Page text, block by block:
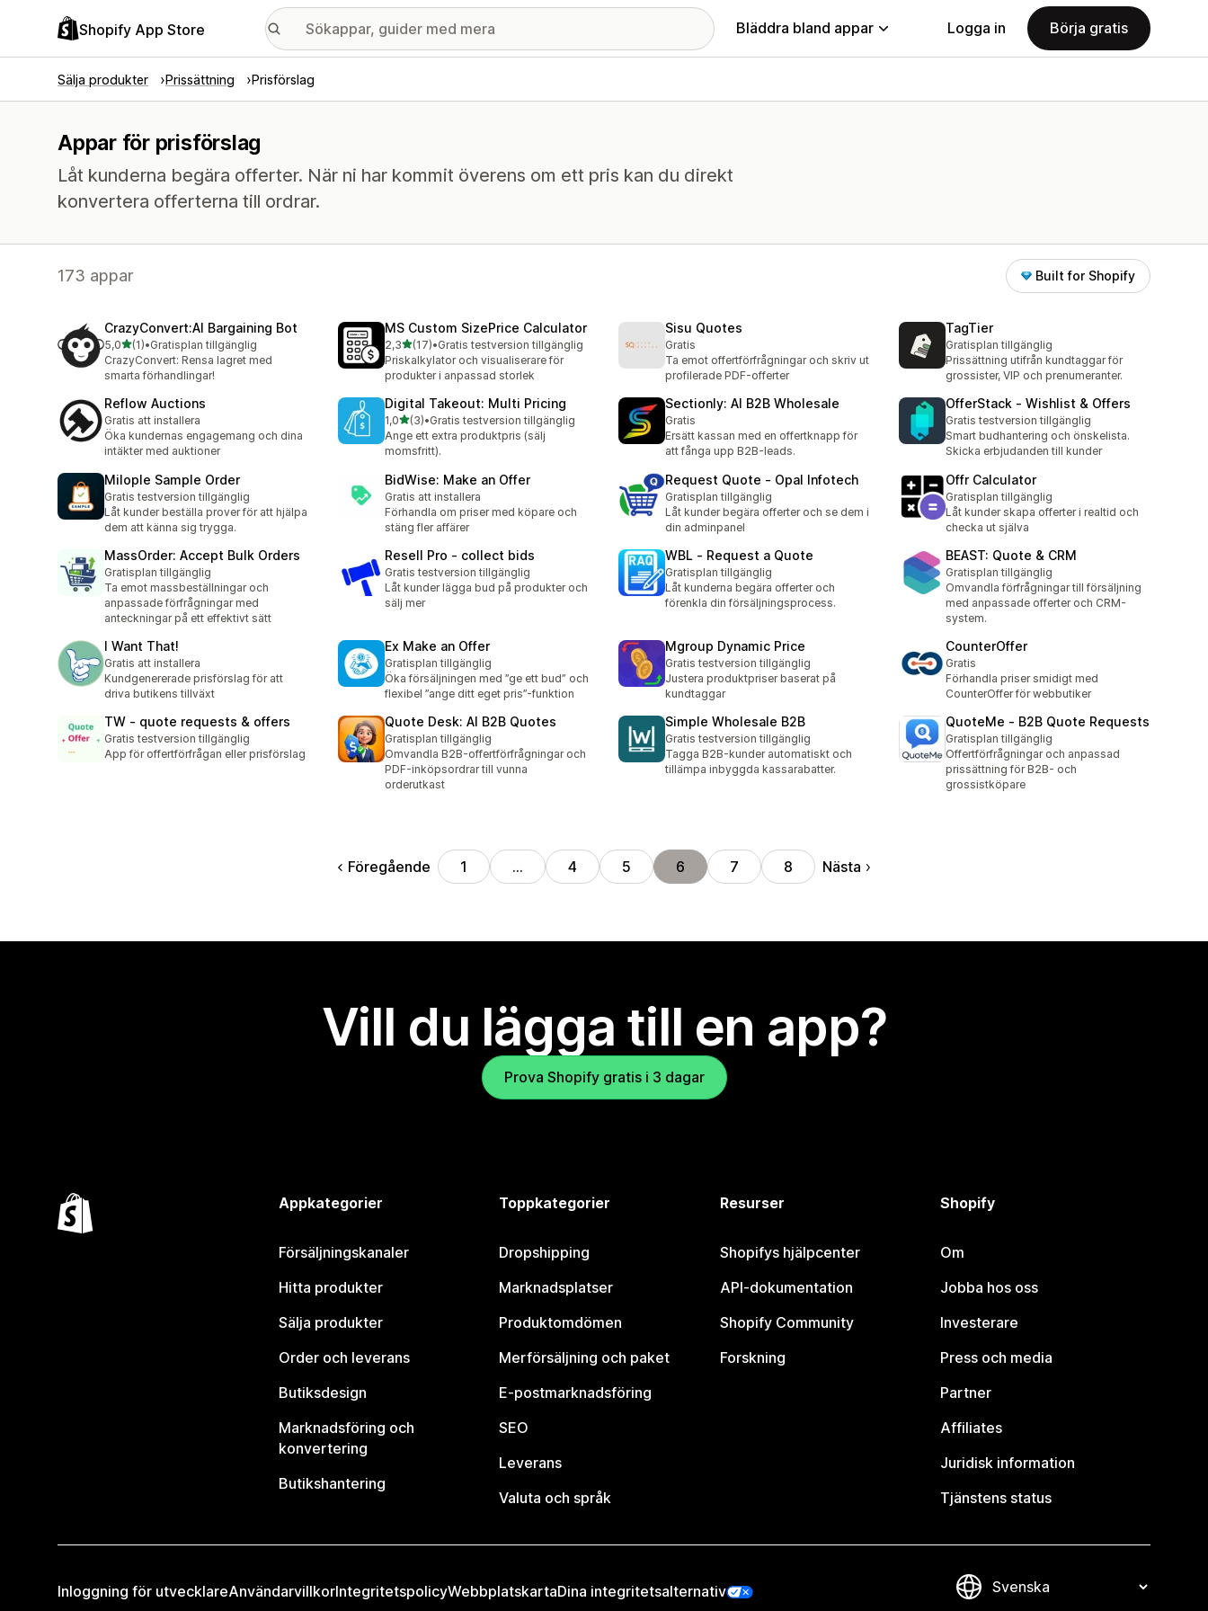
Shopify App Store Bläddra bland appar Logga in Börja gratis
Sälja produkter Prissättning Prisförslag
Appar för prisförslag
Låt kunderna begära offerter. När ni har kommit överens om ett pris kan du direkt
konvertera offerterna till ordrar.
173 appar Built for Shopify
CrazyConvert:AI Bargaining Bot
5,0av 5 stjärnor
(1)
1 recensioner totalt
•Gratisplan tillgänglig
CrazyConvert: Rensa lagret med
smarta förhandlingar!
MS Custom SizePrice Calculator
2,3av 5 stjärnor
(17)
17 recensioner totalt
•Gratis testversion tillgänglig
Priskalkylator och visualiserare för
produkter i anpassad storlek
Sisu Quotes
Gratis
Ta emot offertförfrågningar och skriv ut
profilerade PDF-offerter
TagTier
Gratisplan tillgänglig
Prissättning utifrån kundtaggar för
grossister, VIP och prenumeranter.
Reflow Auctions
Gratis att installera
Öka kundernas engagemang och dina
intäkter med auktioner
Digital Takeout: Multi Pricing
1,0av 5 stjärnor
(3)
3 recensioner totalt
•Gratis testversion tillgänglig
Ange ett extra produktpris (sälj
momsfritt).
Sectionly: AI B2B Wholesale
Gratis
Ersätt kassan med en offertknapp för
att fånga upp B2B-leads.
OfferStack ‑ Wishlist & Offers
Gratis testversion tillgänglig
Smart budhantering och önskelista.
Skicka erbjudanden till kunder
Milople Sample Order
Gratis testversion tillgänglig
Låt kunder beställa prover för att hjälpa
dem att känna sig trygga.
BidWise: Make an Offer
Gratis att installera
Förhandla om priser med köpare och
stäng fler affärer
Request Quote ‑ Opal Infotech
Gratisplan tillgänglig
Låt kunder begära offerter och se dem i
din adminpanel
Offr Calculator
Gratisplan tillgänglig
Låt kunder skapa offerter i realtid och
checka ut själva
MassOrder: Accept Bulk Orders
Gratisplan tillgänglig
Ta emot massbeställningar och
anpassade förfrågningar med
anteckningar på ett effektivt sätt
Resell Pro ‑ collect bids
Gratis testversion tillgänglig
Låt kunder lägga bud på produkter och
sälj mer
WBL ‑ Request a Quote
Gratisplan tillgänglig
Låt kunderna begära offerter och
förenkla din försäljningsprocess.
BEAST: Quote & CRM
Gratisplan tillgänglig
Omvandla förfrågningar till försäljning
med anpassade offerter och CRM-
system.
I Want That!
Gratis att installera
Kundgenererade prisförslag för att
driva butikens tillväxt
Ex Make an Offer
Gratisplan tillgänglig
Öka försäljningen med ”ge ett bud” och
flexibel ”ange ditt eget pris”-funktion
Mgroup Dynamic Price
Gratis testversion tillgänglig
Justera produktpriser baserat på
kundtaggar
CounterOffer
Gratis
Förhandla priser smidigt med
CounterOffer för webbutiker
TW ‑ quote requests & offers
Gratis testversion tillgänglig
App för offertförfrågan eller prisförslag
Quote Desk: AI B2B Quotes
Gratisplan tillgänglig
Omvandla B2B-offertförfrågningar och
PDF-inköpsordrar till vunna
orderutkast
Simple Wholesale B2B
Gratis testversion tillgänglig
Tagga B2B-kunder automatiskt och
tillämpa inbyggda kassarabatter.
QuoteMe ‑ B2B Quote Requests
Gratisplan tillgänglig
Offertförfrågningar och anpassad
prissättning för B2B- och
grossistköpare
Föregående 1 … 4 5 6 7 8 Nästa
Vill du lägga till en app?
Prova Shopify gratis i 3 dagar
Appkategorier
Försäljningskanaler
Hitta produkter
Sälja produkter
Order och leverans
Butiksdesign
Marknadsföring och
konvertering
Butikshantering
Toppkategorier
Dropshipping
Marknadsplatser
Produktomdömen
Merförsäljning och paket
E-postmarknadsföring
SEO
Leverans
Valuta och språk
Resurser
Shopifys hjälpcenter
API-dokumentation
Shopify Community
Forskning
Shopify
Om
Jobba hos oss
Investerare
Press och media
Partner
Affiliates
Juridisk information
Tjänstens status
Inloggning för utvecklareAnvändarvillkorIntegritetspolicyWebbplatskartaDina integritetsalternativ